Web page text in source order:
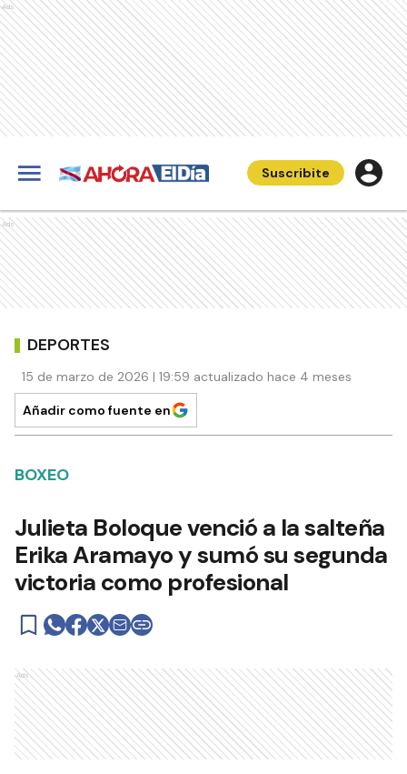
Ads
Suscribite
Ads
DEPORTES
15 de marzo de 2026 | 19:59 actualizado hace 4 meses
Añadir como fuente en
BOXEO
Julieta Boloque venció a la salteña
Erika Aramayo y sumó su segunda
victoria como profesional
Ads